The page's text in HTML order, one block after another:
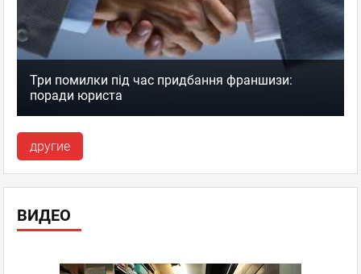
Три помилки під час придбання франшизи:
поради юриста
другие
ВИДЕО